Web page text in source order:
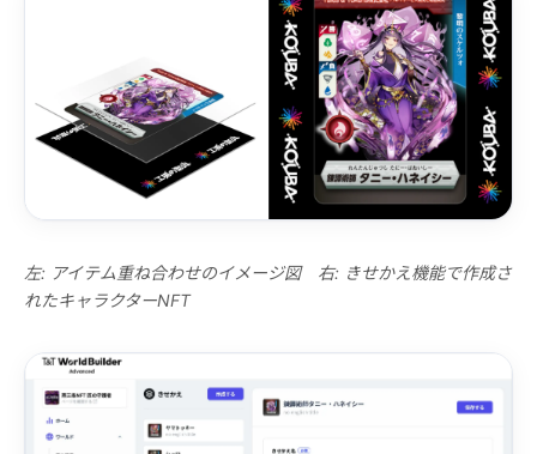
左: アイテム重ね合わせのイメージ図 右: きせかえ機能で作成さ
れたキャラクターNFT